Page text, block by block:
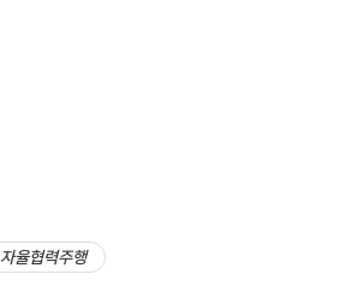
자율협력주행